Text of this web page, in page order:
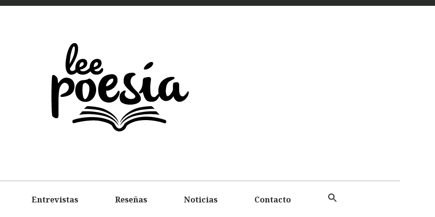
LEE
Entrevistas Reseñas Noticias Contacto